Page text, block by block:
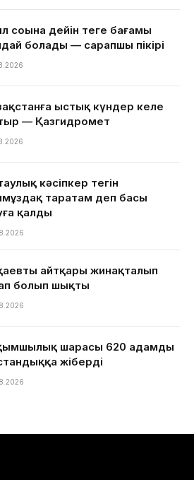
соңына дейін теңге бағамы
болады — сарапшы пікірі
ыстық күндер келе
— Қазгидромет
кәсіпкер тегін
таратам деп басы
қалды
айтқары жинақталып
болып шықты
шарасы 620 адамды
жіберді